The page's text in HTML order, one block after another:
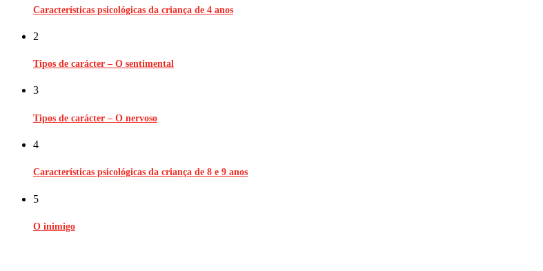
Características psicológicas da criança de 4 anos
2
Tipos de carácter – O sentimental
3
Tipos de carácter – O nervoso
4
Características psicológicas da criança de 8 e 9 anos
5
O inimigo